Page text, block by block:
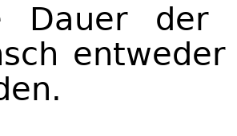
Dauer der